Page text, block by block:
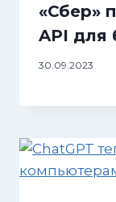
«Сбер»
API для
30.09.2023